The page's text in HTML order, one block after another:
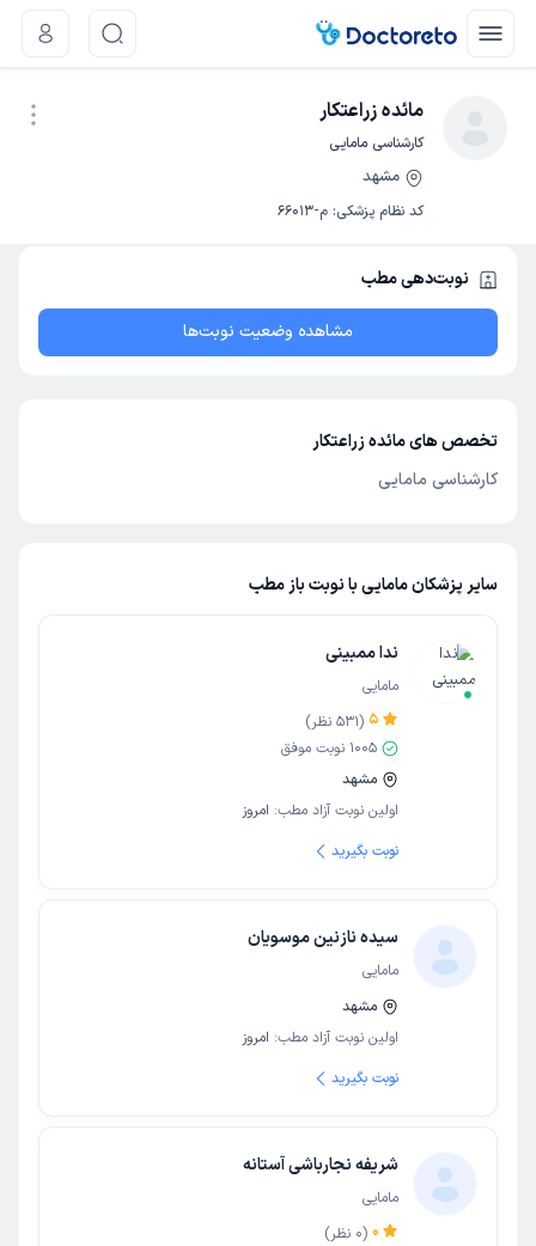
مائده زراعتکار
کارشناسی مامایی
مشهد
کد نظام پزشکی: م-66013
نوبت‌دهی مطب
مشاهده وضعیت نوبت‌ها
تخصص های مائده زراعتکار
کارشناسی مامایی
سایر پزشکان مامایی با نوبت باز مطب
ندا ممبینی
مامایی
5
(
531 نظر)
1005 نوبت موفق
مشهد
اولین نوبت آزاد مطب: امروز
نوبت بگیرید
سیده نازنین موسویان
مامایی
مشهد
اولین نوبت آزاد مطب: امروز
نوبت بگیرید
شریفه نجارباشی آستانه
مامایی
0
(
0 نظر)